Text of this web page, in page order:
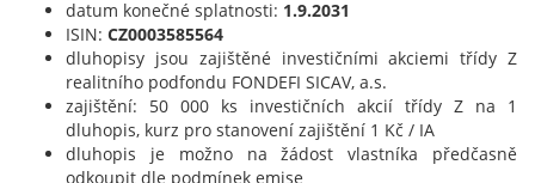
datum konečné splatnosti: 1.9.2031
ISIN: CZ0003585564
dluhopisy jsou zajištěné investičními akciemi třídy Z
realitního podfondu FONDEFI SICAV, a.s.
zajištění: 50 000 ks investičních akcií třídy Z na 1
dluhopis, kurz pro stanovení zajištění 1 Kč / IA
dluhopis je možno na žádost vlastníka předčasně
odkoupit dle podmínek emise